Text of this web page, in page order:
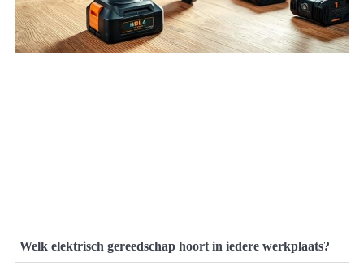
Welk elektrisch gereedschap hoort in iedere werkplaats?